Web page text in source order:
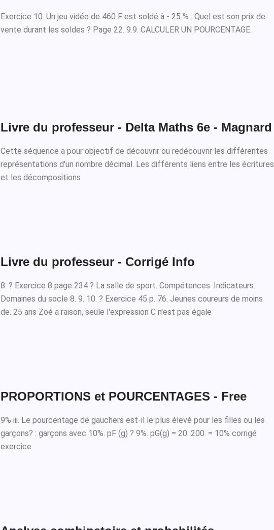
Exercice 10. Un jeu vidéo de 460 F est soldé à - 25 % . Quel est son prix de
vente durant les soldes ? Page 22. 9.9. CALCULER UN POURCENTAGE.
Livre du professeur - Delta Maths 6e - Magnard
Cette séquence a pour objectif de découvrir ou redécouvrir les différentes
représentations d'un nombre décimal. Les différents liens entre les écritures
et les décompositions
Livre du professeur - Corrigé Info
8. ? Exercice 8 page 234 ? La salle de sport. Compétences. Indicateurs.
Domaines du socle 8. 9. 10. ? Exercice 45 p. 76. Jeunes coureurs de moins
de. 25 ans Zoé a raison, seule l'expression C n'est pas égale
PROPORTIONS et POURCENTAGES - Free
9% iii. Le pourcentage de gauchers est-il le plus élevé pour les filles ou les
garçons? : garçons avec 10%. pF (g) ? 9%. pG(g) = 20. 200. = 10% corrigé
exercice